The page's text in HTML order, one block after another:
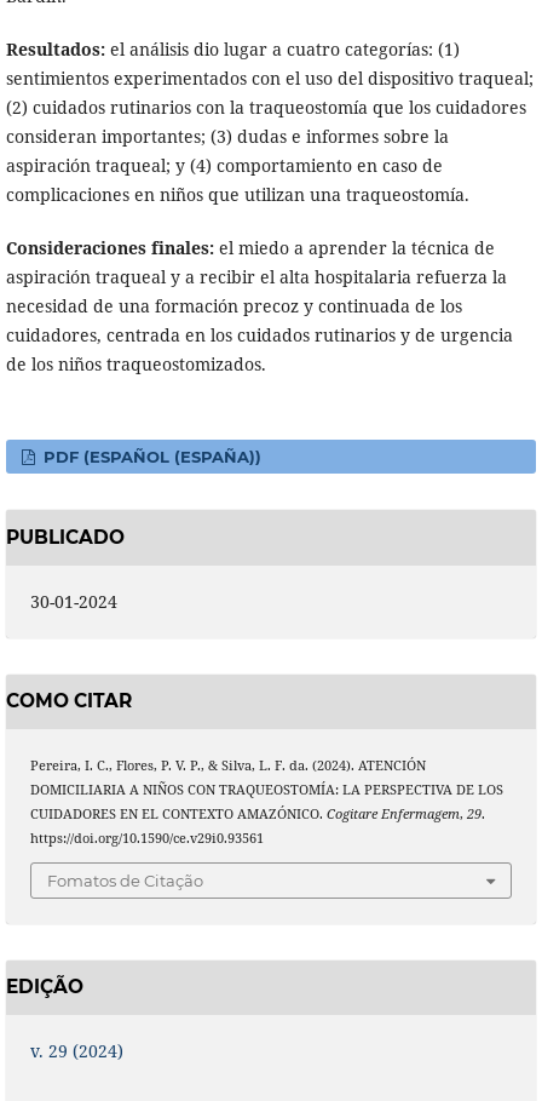
Resultados:el análisis dio lugar a cuatro categorías: (1)
sentimientos experimentados con el uso del dispositivo traqueal;
(2) cuidados rutinarios con la traqueostomía que los cuidadores
consideran importantes; (3) dudas e informes sobre la
aspiración traqueal; y (4) comportamiento en caso de
complicaciones en niños que utilizan una traqueostomía.
Consideraciones finales:el miedo a aprender la técnica de
aspiración traqueal y a recibir el alta hospitalaria refuerza la
necesidad de una formación precoz y continuada de los
cuidadores, centrada en los cuidados rutinarios y de urgencia
de los niños traqueostomizados.
PDF (ESPAÑOL (ESPAÑA))
PUBLICADO
30-01-2024
COMO CITAR
Pereira, I. C., Flores, P. V. P., & Silva, L. F. da. (2024). ATENCIÓN
DOMICILIARIA A NIÑOS CON TRAQUEOSTOMÍA: LA PERSPECTIVA DE LOS
CUIDADORES EN EL CONTEXTO AMAZÓNICO. Cogitare Enfermagem, 29.
https://doi.org/10.1590/ce.v29i0.93561
Fomatos de Citação
EDIÇÃO
v. 29 (2024)